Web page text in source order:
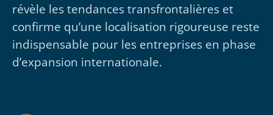
révèle les tendances transfrontalières et
confirme qu’une localisation rigoureuse reste
indispensable pour les entreprises en phase
d’expansion internationale.